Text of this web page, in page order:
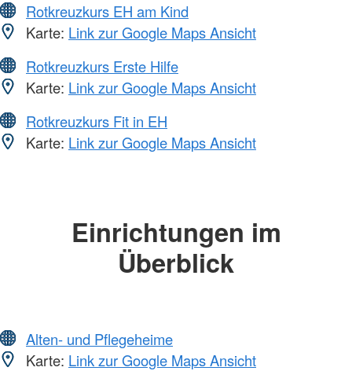
Rotkreuzkurs EH am Kind
Karte: Link zur Google Maps Ansicht
Rotkreuzkurs Erste Hilfe
Karte: Link zur Google Maps Ansicht
Rotkreuzkurs Fit in EH
Karte: Link zur Google Maps Ansicht
Einrichtungen im
Überblick
Alten- und Pflegeheime
Karte: Link zur Google Maps Ansicht